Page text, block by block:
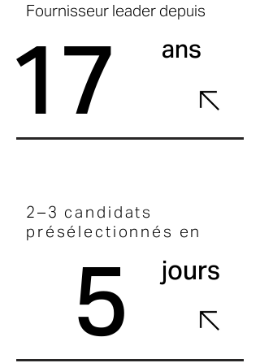
Fournisseur leader depuis
17 ans
2–3 candidats
présélectionnés en
5 jours